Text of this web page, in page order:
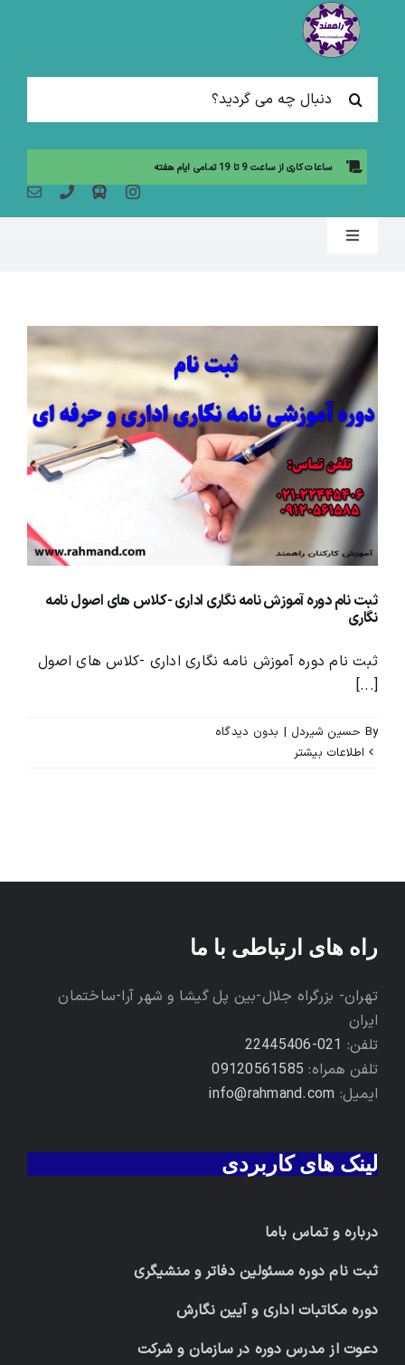
جستجو
برای:
ساعات کاری از ساعت 9 تا 19 تمامی ایام هفته
Toggle
مقالات آموزشی
آموزش حضوری (لیست دوره ها)
محصولات و بسته های آموزشیVIP
درباره ما و تماس با ما
ثبت نام دوره آموزش نامه نگاری اداری -کلاس های اصول نامه
نگاری
ثبت نام دوره آموزش نامه نگاری اداری -کلاس های اصول
[...]
By حسین شیردل | بدون ديدگاه
اطلاعات بیشتر
راه های ارتباطی با ما
تهران- بزرگراه جلال-بین پل گیشا و شهر آرا-ساختمان
ایران
تلفن: 021-22445406
تلفن همراه: 09120561585
ایمیل: info@rahmand.com
لینک های کاربردی
درباره و تماس باما
ثبت نام دوره مسئولین دفاتر و منشیگری
دوره مکاتبات اداری و آیین نگارش
دعوت از مدرس دوره در سازمان و شرکت